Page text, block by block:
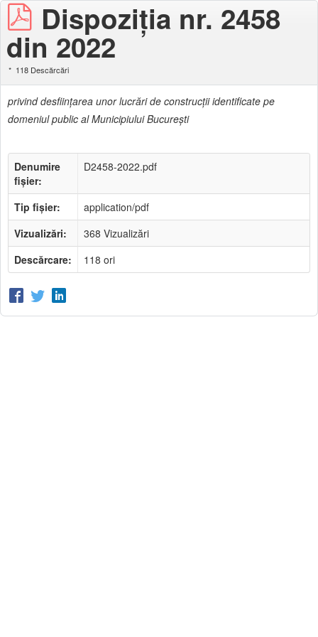
Dispoziţia nr. 2458
din 2022
118 Descărcări
privind desfiinţarea unor lucrări de construcţii identificate pe
domeniul public al Municipiului Bucureşti
Denumire
fișier:
D2458-2022.pdf
Tip fișier:
application/pdf
Vizualizări:
368 Vizualizări
Descărcare:
118 ori